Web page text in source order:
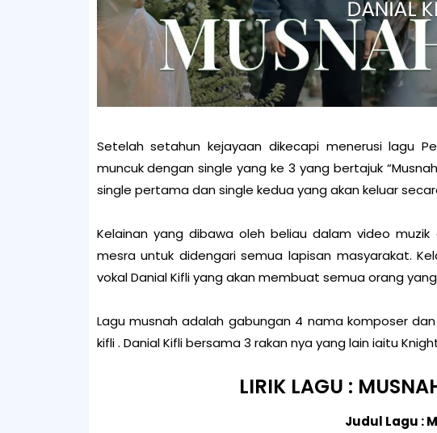
Setelah setahun kejayaan dikecapi menerusi lagu
muncuk dengan single yang ke 3 yang bertajuk
single pertama dan single kedua yang akan keluar
Kelainan yang dibawa oleh beliau dalam video
mesra untuk didengari semua lapisan masyarakat.
vokal Danial Kifli yang akan membuat semua orang
Lagu musnah adalah gabungan 4 nama komposer
kifli . Danial Kifli bersama 3 rakan nya yang lain iaitu
LIRIK LAGU :
Judul Lagu :